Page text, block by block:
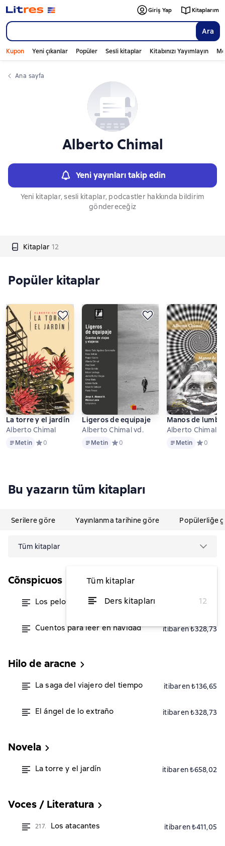
Ara
Giriş Yap Kitaplarım
Kupon Yeni çıkanlar Popüler Sesli kitaplar Kitabınızı Yayımlayın
Ana sayfa
Alberto Chimal
Yeni yayınları takip edin
Yeni kitaplar, sesli kitaplar, podcastler hakkında bildirim
göndereceğiz
Kitaplar 12
Слайдер с книгами
Popüler kitaplar
La torre y el jardín
Alberto Chimal
MetinMetin Средний рейтинг 0 на основе 0 оценок
0
Ligeros de equipaje
Alberto Chimal vd.
MetinMetin Средний рейтинг 0 на основе 0
0
Manos de
Alberto Chimal
MetinMetin Средний
0
Bu yazarın tüm kitapları
Serilere göre Yayınlanma tarihine göre Popülerliğe
Tüm kitaplar
Tüm kitaplar
Ders kitapları
12
Cõnspicuos
Los pelos en la mano itibaren ₺328,73
Cuentos para leer en navidad itibaren ₺328,73
Hilo de aracne
La saga del viajero del tiempo itibaren ₺136,65
El ángel de lo extraño itibaren ₺328,73
Novela
La torre y el jardín itibaren ₺658,02
Voces / Literatura
217. Los atacantes itibaren ₺411,05